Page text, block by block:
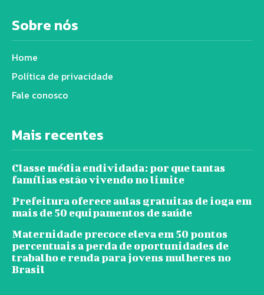
Sobre nós
Home
Política de privacidade
Fale conosco
Mais recentes
Classe média endividada: por que tantas
famílias estão vivendo no limite
Prefeitura oferece aulas gratuitas de ioga em
mais de 50 equipamentos de saúde
Maternidade precoce eleva em 50 pontos
percentuais a perda de oportunidades de
trabalho e renda para jovens mulheres no
Brasil